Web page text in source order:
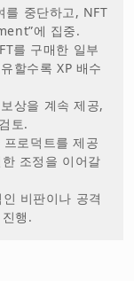
를 중단하고, NFT
에 집중.
를 구매한 일부
할수록 XP 배수
상을 계속 제공,
토.
로덕트를 제공
조정을 이어갈
비판이나 공격
행.